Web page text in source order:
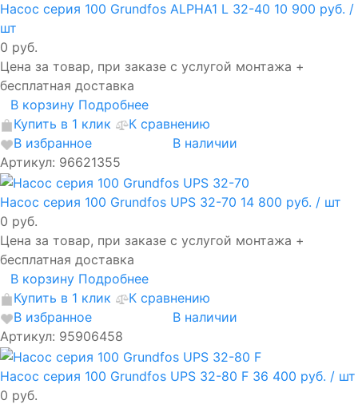
Насос серия 100 Grundfos ALPHA1 L 32-40 10 900 руб. /
шт
0 руб.
Цена за товар, при заказе с услугой монтажа +
бесплатная доставка
В корзину Подробнее
Купить в 1 клик
К сравнению
В избранное
В наличии
Артикул: 96621355
Насос серия 100 Grundfos UPS 32-70 14 800 руб. / шт
0 руб.
Цена за товар, при заказе с услугой монтажа +
бесплатная доставка
В корзину Подробнее
Купить в 1 клик
К сравнению
В избранное
В наличии
Артикул: 95906458
Насос серия 100 Grundfos UPS 32-80 F 36 400 руб. / шт
0 руб.